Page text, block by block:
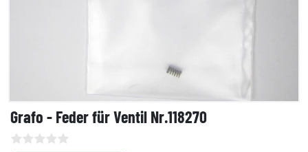
Grafo - Feder für Ventil Nr.118270